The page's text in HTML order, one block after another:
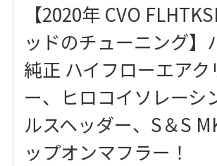
【2020年 CVO
ッドのチューニング】
純正 ハイフローエアク
ー、ヒロコイソレーシ
ルスヘッダー、S＆S
ップオンマフラー！